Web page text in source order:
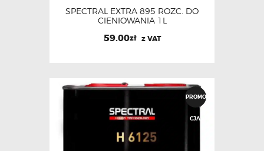
SPECTRAL EXTRA 895 ROZC. DO
CIENIOWANIA 1L
59.00zł z VAT
PROMO
CJA!